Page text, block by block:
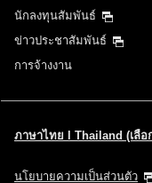
นักลงทุนสัมพันธ์
ข่าวประชาสัมพันธ์
การจ้างงาน
ภาษาไทย l Thailand (เลือ
นโยบายความเป็นส่วนตัว